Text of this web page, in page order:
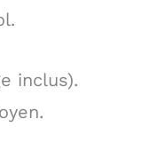
inclus).